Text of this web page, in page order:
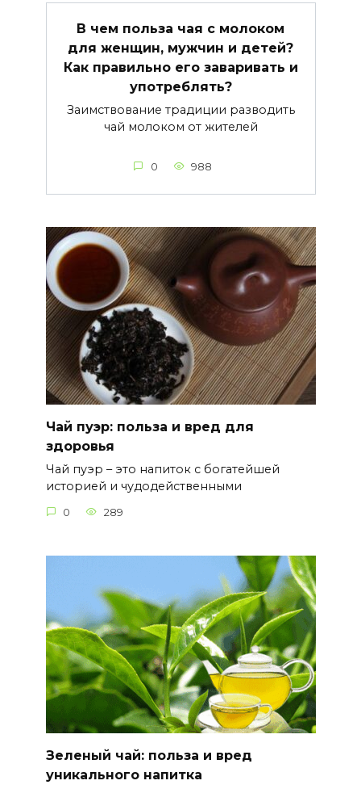
В чем польза чая с молоком
для женщин, мужчин и детей?
Как правильно его заваривать и
употреблять?
Заимствование традиции разводить
чай молоком от жителей
0 988
Чай пуэр: польза и вред для
здоровья
Чай пуэр – это напиток с богатейшей
историей и чудодейственными
0 289
Зеленый чай: польза и вред
уникального напитка